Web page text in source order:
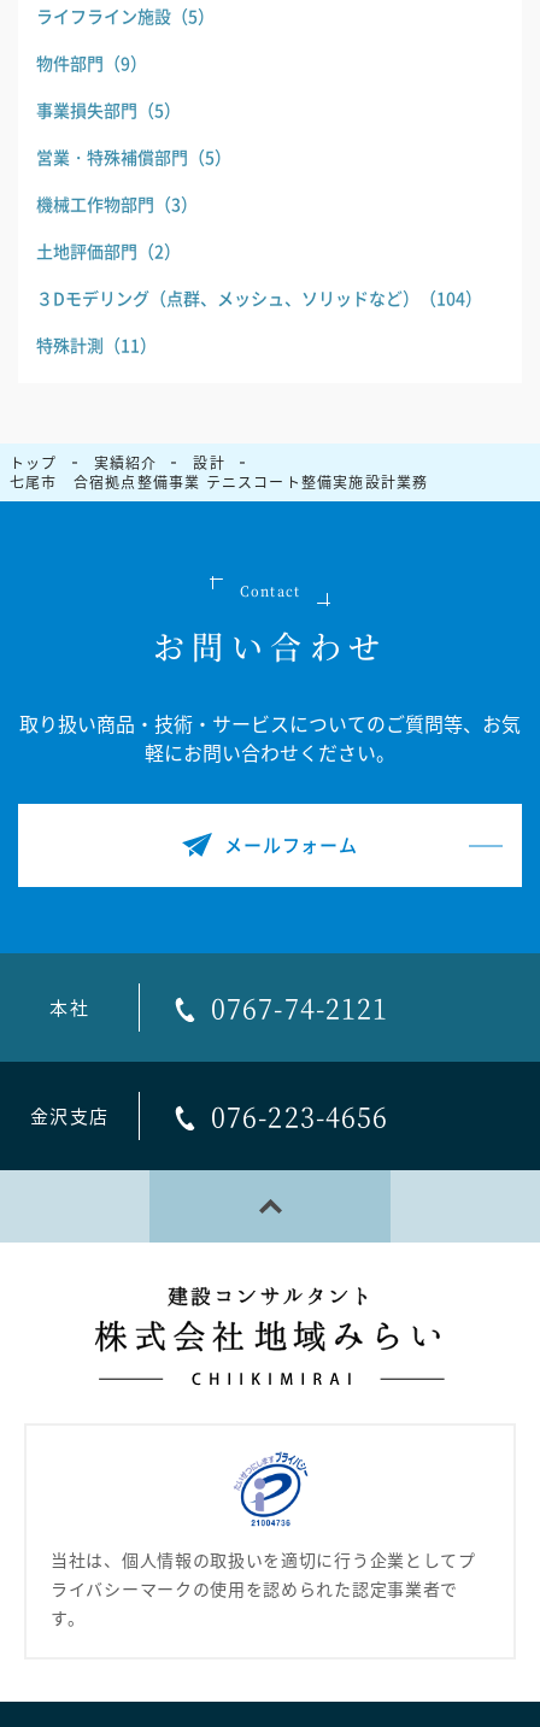
ライフライン施設 （5）
物件部門 （9）
事業損失部門 （5）
営業・特殊補償部門 （5）
機械工作物部門 （3）
土地評価部門 （2）
３Dモデリング（点群、メッシュ、ソリッドなど）
（104）
特殊計測 （11）
トップ 実績紹介
設計
七尾市 合宿拠点整備事業 テニスコート整備実施設計業務
Contact
お問い合わせ
取り扱い商品・技術・サービスについてのご質問等、
お気
軽にお問い合わせください。
メールフォーム
本社 0767-74-2121
金沢支店 076-223-4656
当社は、個人情報の取扱いを適切に行う企業として プ
ライバシーマークの使用を認められた認定事業者で
す。